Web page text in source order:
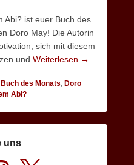
Abi? ist euer Buch des
Doro May! Die Autorin
sich mit diesem
und Weiterlesen →
Buch des Monats, Doro
Abi?
uns